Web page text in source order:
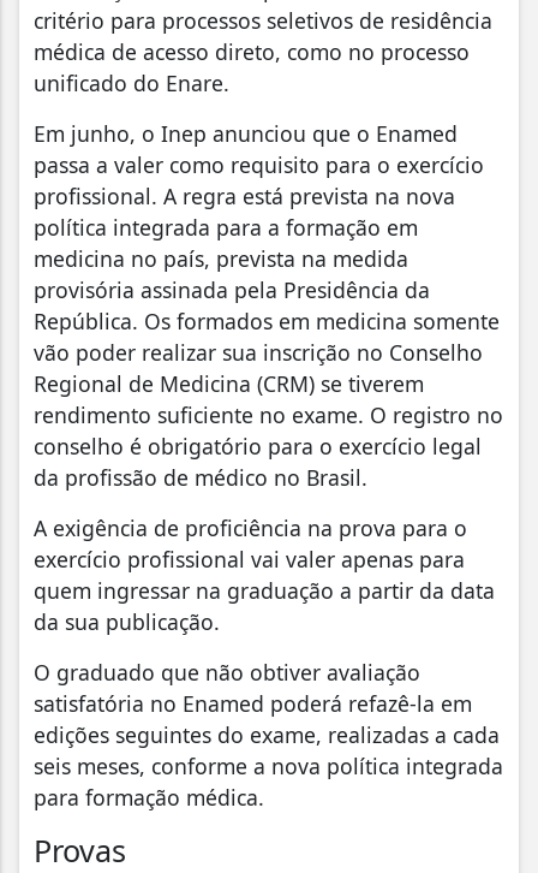
critério para processos seletivos de residência
médica de acesso direto, como no processo
unificado do Enare.
Em junho, o Inep anunciou que o Enamed
passa a valer como requisito para o exercício
profissional. A regra está prevista na nova
política integrada para a formação em
medicina no país, prevista na medida
provisória assinada pela Presidência da
República. Os formados em medicina somente
vão poder realizar sua inscrição no Conselho
Regional de Medicina (CRM) se tiverem
rendimento suficiente no exame. O registro no
conselho é obrigatório para o exercício legal
da profissão de médico no Brasil.
A exigência de proficiência na prova para o
exercício profissional vai valer apenas para
quem ingressar na graduação a partir da data
da sua publicação.
O graduado que não obtiver avaliação
satisfatória no Enamed poderá refazê-la em
edições seguintes do exame, realizadas a cada
seis meses, conforme a nova política integrada
para formação médica.
Provas